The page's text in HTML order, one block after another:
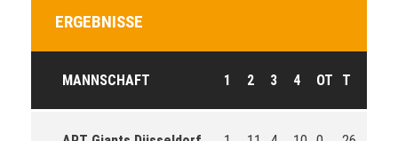
ERGEBNISSE
MANNSCHAFT 1 2 3 4 OT T